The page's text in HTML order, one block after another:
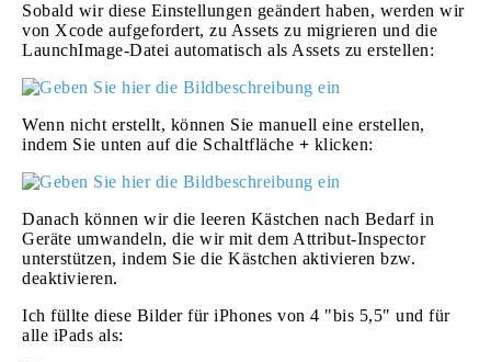
Sobald wir diese Einstellungen geändert haben, werden wir
von Xcode aufgefordert, zu Assets zu migrieren und die
LaunchImage-Datei automatisch als Assets zu erstellen:
Wenn nicht erstellt, können Sie manuell eine erstellen,
indem Sie unten auf die Schaltfläche + klicken:
Danach können wir die leeren Kästchen nach Bedarf in
Geräte umwandeln, die wir mit dem Attribut-Inspector
unterstützen, indem Sie die Kästchen aktivieren bzw.
deaktivieren.
Ich füllte diese Bilder für iPhones von 4 "bis 5,5" und für
alle iPads als: